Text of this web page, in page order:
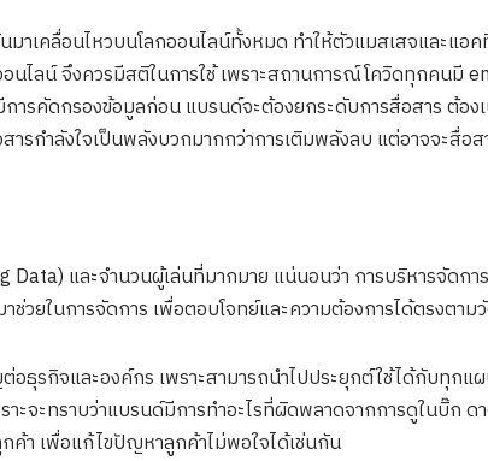
าเคลื่อนไหวบนโลกออนไลน์ทั้งหมด ทำให้ตัวแมสเสจและแ
ไลน์ จึงควรมีสติในการใช้ เพราะสถานการณ์โควิดทุกคนมี
ารคัดกรองข้อมูลก่อน แบรนด์จะต้องยกระดับการสื่อสาร ต้อง
รกำลังใจเป็นพลังบวกมากกว่าการเติมพลังลบ แต่อาจจะสื่อส
และจำนวนผู้เล่นที่มากมาย แน่นอนว่า การบริหารจัดก
ช่วยในการจัดการ เพื่อตอบโจทย์และความต้องการได้ตรงตา
รกิจและองค์กร เพราะสามารถนำไปประยุกต์ใช้ได้กับทุกแ
ะจะทราบว่าแบรนด์มีการทำอะไรที่ผิดพลาดจากการดูในบิ๊ก ด
ค้า เพื่อแก้ไขปัญหาลูกค้าไม่พอใจได้เช่นกัน